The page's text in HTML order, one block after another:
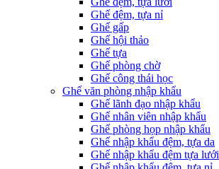
Ghế đệm, tựa nỉ
Ghế gấp
Ghế hội thảo
Ghế tựa
Ghế phòng chờ
Ghế công thái học
Ghế văn phòng nhập khẩu
Ghế lãnh đạo nhập khẩu
Ghế nhân viên nhập khẩu
Ghế phòng họp nhập khẩu
Ghế nhập khẩu đệm, tựa da
Ghế nhập khẩu đệm tựa lưới